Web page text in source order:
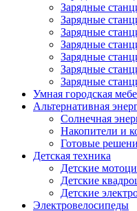
Зарядные
Зарядные
Зарядные
Зарядные
Зарядные
Зарядные
Зарядные
Умная городская
Альтернативная
Солнечная
Накопители и
Готовые
Детская техника
Детские
Детские
Детские
Электровелосипеды